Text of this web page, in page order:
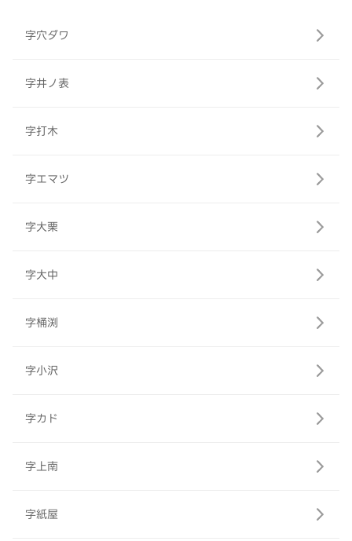
字穴ダワ
字井ノ表
字打木
字エマツ
字大栗
字大中
字桶渕
字小沢
字カド
字上南
字紙屋